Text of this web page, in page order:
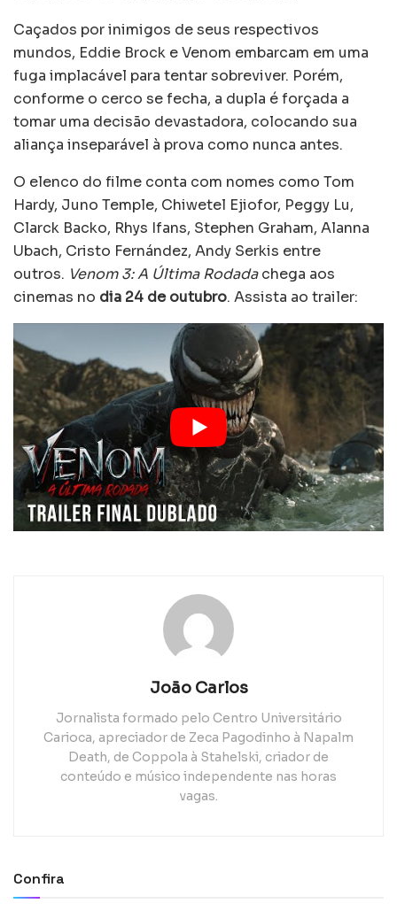
Caçados por inimigos de seus respectivos
mundos, Eddie Brock e Venom embarcam em uma
fuga implacável para tentar sobreviver. Porém,
conforme o cerco se fecha, a dupla é forçada a
tomar uma decisão devastadora, colocando sua
aliança inseparável à prova como nunca antes.
O elenco do filme conta com nomes como Tom
Hardy, Juno Temple, Chiwetel Ejiofor, Peggy Lu,
Clarck Backo, Rhys Ifans, Stephen Graham, Alanna
Ubach, Cristo Fernández, Andy Serkis entre
outros. Venom 3: A Última Rodadachega aos
cinemas no dia 24 de outubro. Assista ao trailer:
João Carlos
Jornalista formado pelo Centro Universitário
Carioca, apreciador de Zeca Pagodinho à Napalm
Death, de Coppola à Stahelski, criador de
conteúdo e músico independente nas horas
vagas.
Confira